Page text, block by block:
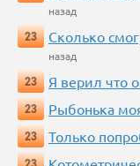
назад
23
Сколько
назад
23
Я верил что
23
Рыбонька
23
Только